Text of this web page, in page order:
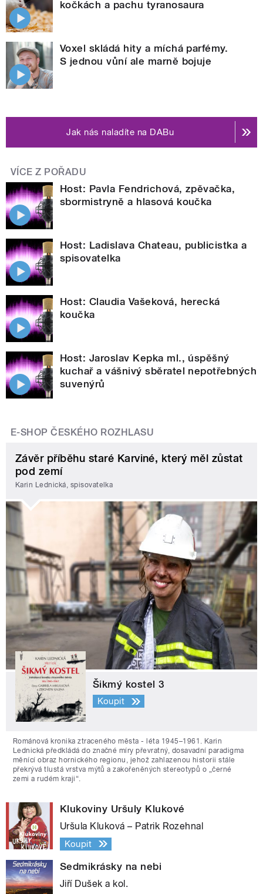
kočkách a pachu tyranosaura
Voxel skládá hity a míchá parfémy.
S jednou vůní ale marně bojuje
Jak nás naladíte na DABu
VÍCE Z POŘADU
Host: Pavla Fendrichová, zpěvačka,
sbormistryně a hlasová koučka
Host: Ladislava Chateau, publicistka a
spisovatelka
Host: Claudia Vašeková, herecká
koučka
Host: Jaroslav Kepka ml., úspěšný
kuchař a vášnivý sběratel nepotřebných
suvenýrů
E-SHOP ČESKÉHO ROZHLASU
Závěr příběhu staré Karviné, který měl zůstat
pod zemí
Karin Lednická, spisovatelka
Šikmý kostel 3
Koupit
Románová kronika ztraceného města - léta 1945–1961. Karin
Lednická předkládá do značné míry převratný, dosavadní paradigma
měnící obraz hornického regionu, jehož zahlazenou historii stále
překrývá tlustá vrstva mýtů a zakořeněných stereotypů o „černé
zemi a rudém kraji“.
Klukoviny Uršuly Klukové
Uršula Kluková – Patrik Rozehnal
Koupit
Sedmikrásky na nebi
Jiří Dušek a kol.